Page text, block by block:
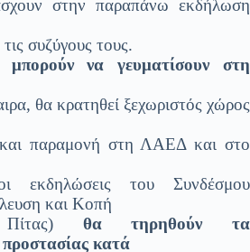
στην παραπάνω εκδήλωση
συζύγους τους.
μπορούν να γευματίσουν στη
θα κρατηθεί ξεχωριστός χώρος
παραμονή στη ΛΑΕΔ και στο
εκδηλώσεις του Συνδέσμου
και Κοπή
Πίτας) θα τηρηθούν τα
κατά